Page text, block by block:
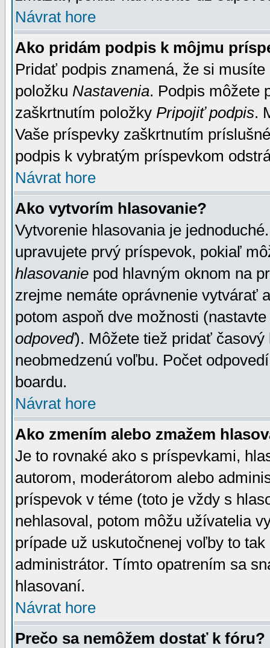
Návrat hore
Ako pridám podpis k môjmu
Pridať podpis znamená, že si
položku Nastavenia. Podpis môžete
zaškrtnutím položky Pripojiť podpis.
Vaše príspevky zaškrtnutím
podpis k vybratým príspevkom
Návrat hore
Ako vytvorím hlasovanie?
Vytvorenie hlasovania je
upravujete prvý príspevok, pokiaľ
hlasovanie pod hlavným oknom na
zrejme nemáte oprávnenie vytvárať
potom aspoň dve možnosti
odpoveď). Môžete tiež pridať
neobmedzenú voľbu. Počet
boardu.
Návrat hore
Ako zmením alebo zmažem
Je to rovnaké ako s príspevkami,
autorom, moderátorom alebo
príspevok v téme (toto je vždy s
nehlasoval, potom môžu užívatelia
prípade už uskutočnenej voľby to
administrátor. Tímto opatrením sa
hlasovaní.
Návrat hore
Prečo sa nemôžem dostať k fóru?